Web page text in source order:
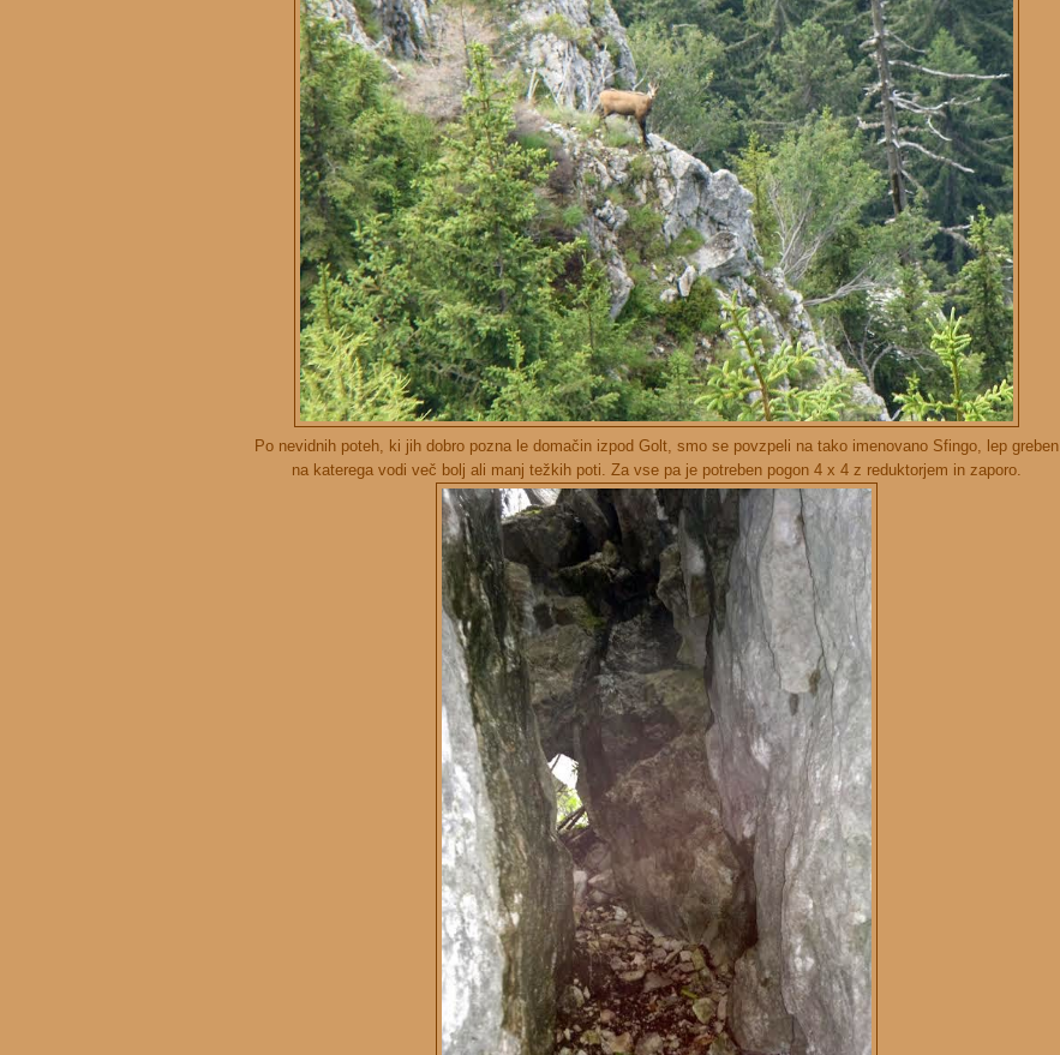
Po nevidnih poteh, ki jih dobro pozna le domačin izpod Golt, smo se povzpeli na tako imenovano Sfingo, lep greben
na katerega vodi več bolj ali manj težkih poti. Za vse pa je potreben pogon 4 x 4 z reduktorjem in zaporo.